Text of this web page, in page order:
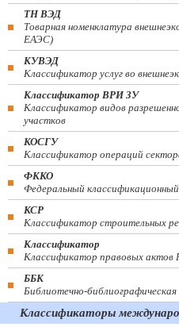
ТН ВЭД
Товарная номенклатура
ЕАЭС)
КУВЭД
Классификатор услуг во
Классификатор ВРИ ЗУ
Классификатор видов
участков
КОСГУ
Классификатор операций
ФККО
Федеральный
КСР
Классификатор строительных
Классификатор
Классификатор правовых актов
ББК
Библиотечно-
Классификаторы